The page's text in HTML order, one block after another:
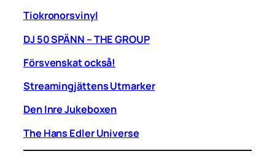
Tiokronorsvinyl
DJ 50 SPÄNN – THE GROUP
Försvenskat också!
Streamingjättens Utmarker
Den Inre Jukeboxen
The Hans Edler Universe